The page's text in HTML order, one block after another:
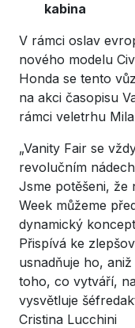
kabina
V rámci oslav
nového modelu
Honda se tento
na akci časopisu
rámci veletrhu
„Vanity Fair se
revolučním
Jsme potěšeni, že
Week můžeme
dynamický
Přispívá ke
usnadňuje ho,
toho, co vytváří,
vysvětluje
Cristina Lucchini